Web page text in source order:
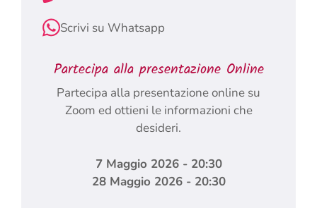
Scrivi su Whatsapp
Partecipa alla presentazione Online
Partecipa alla presentazione online su
Zoom ed ottieni le informazioni che
desideri.
7 Maggio 2026 - 20:30
28 Maggio 2026 - 20:30